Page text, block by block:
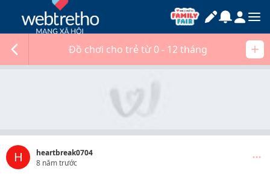
Đồ chơi cho trẻ từ 0 - 12 tháng
H
heartbreak0704
8 năm trước